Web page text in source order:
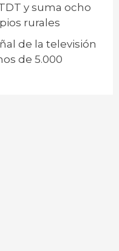
y suma ocho
rurales
de la televisión
de 5.000